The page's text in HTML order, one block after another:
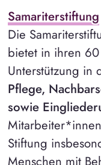
Samariterstiftung
Die
bietet in ihren
Unterstützung in
Pflege,
sowie
Stiftung
Menschen mit